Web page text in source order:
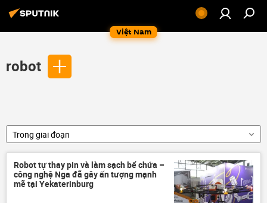
Việt Nam
robot
Trong giai đoạn
Robot tự thay pin và làm sạch bể chứa –
công nghệ Nga đã gây ấn tượng mạnh
mẽ tại Yekaterinburg